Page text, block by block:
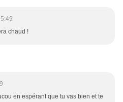
chaud !
en espérant que tu vas bien et te